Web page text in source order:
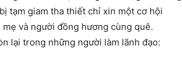
tạm giam tha thiết chỉ xin một cơ hội
và người đồng hương cùng quê.
lại trong những người làm lãnh đạo: